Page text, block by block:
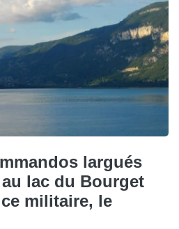
largués
lac du Bourget
militaire, le